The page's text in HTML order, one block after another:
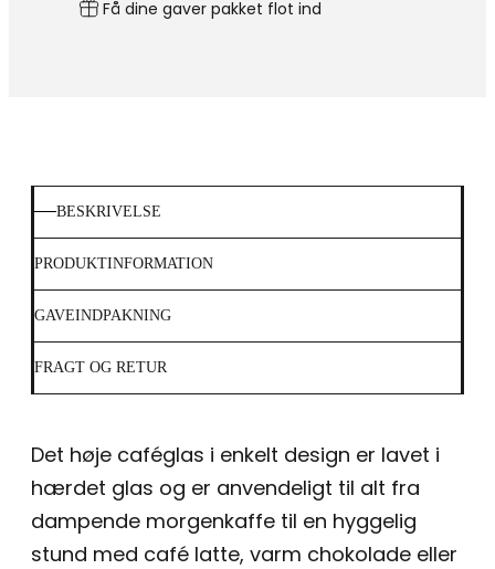
Få dine gaver pakket flot ind
BESKRIVELSE
PRODUKTINFORMATION
GAVEINDPAKNING
FRAGT OG RETUR
Det høje caféglas i enkelt design er lavet i
hærdet glas og er anvendeligt til alt fra
dampende morgenkaffe til en hyggelig
stund med café latte, varm chokolade eller